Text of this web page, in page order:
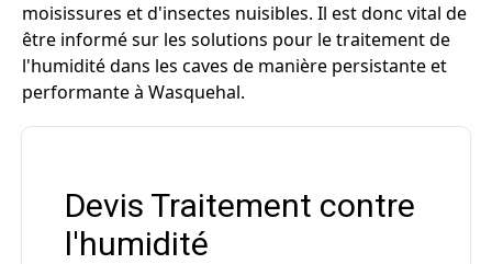
moisissures et d'insectes nuisibles. Il est donc vital de
être informé sur les solutions pour le traitement de
l'humidité dans les caves de manière persistante et
performante à Wasquehal.
Devis Traitement contre
l'humidité